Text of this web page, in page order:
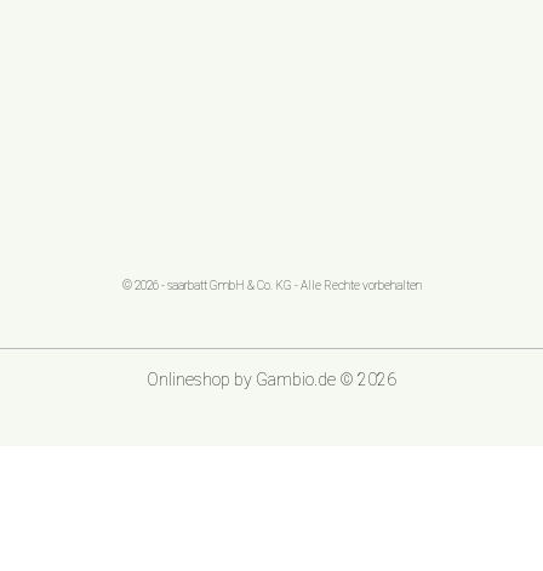
© 2026 - saarbatt GmbH & Co. KG - Alle Rechte vorbehalten
Onlineshop by Gambio.de © 2026